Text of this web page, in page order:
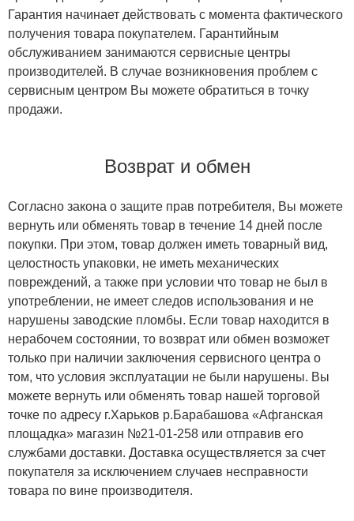
Гарантия начинает действовать с момента фактического
получения товара покупателем. Гарантийным
обслуживанием занимаются сервисные центры
производителей. В случае возникновения проблем с
сервисным центром Вы можете обратиться в точку
продажи.
Возврат и обмен
Согласно закона о защите прав потребителя, Вы можете
вернуть или обменять товар в течение 14 дней после
покупки. При этом, товар должен иметь товарный вид,
целостность упаковки, не иметь механических
повреждений, а также при условии что товар не был в
употреблении, не имеет следов использования и не
нарушены заводские пломбы. Если товар находится в
нерабочем состоянии, то возврат или обмен возможет
только при наличии заключения сервисного центра о
том, что условия эксплуатации не были нарушены. Вы
можете вернуть или обменять товар нашей торговой
точке по адресу г.Харьков р.Барабашова «Афганская
площадка» магазин №21-01-258 или отправив его
службами доставки. Доставка осуществляется за счет
покупателя за исключением случаев несправности
товара по вине производителя.